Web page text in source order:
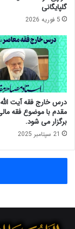
ل
ی
ن
ظ
ا
ر
ت
م
م
ع
ت
خ
ی
م
ل
ح
ت
ن
ظ
ا
م
د
ر
س
ا
ل
۱
۰
ر
ز
گلپایگانی
5 فوریه 2026
درس خارج فقه آیت
مقدم با موضوع فقه
برگزار می شود.
21 سپتامبر 2025